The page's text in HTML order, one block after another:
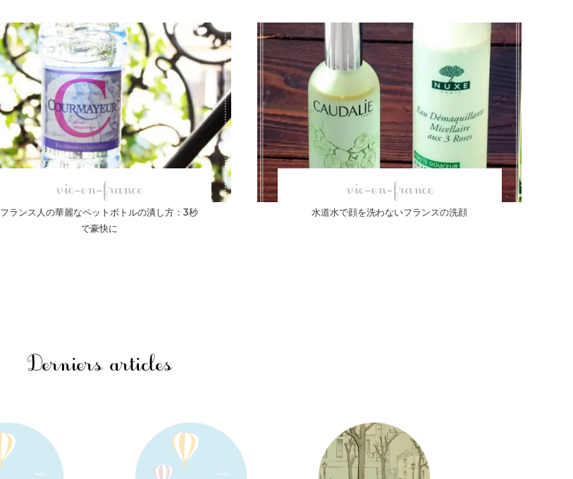
vie-en-france
フランス人の華麗なペットボトルの潰し方：3秒
で豪快に
vie-en-france
水道水で顔を洗わないフランスの洗顔
Derniers articles